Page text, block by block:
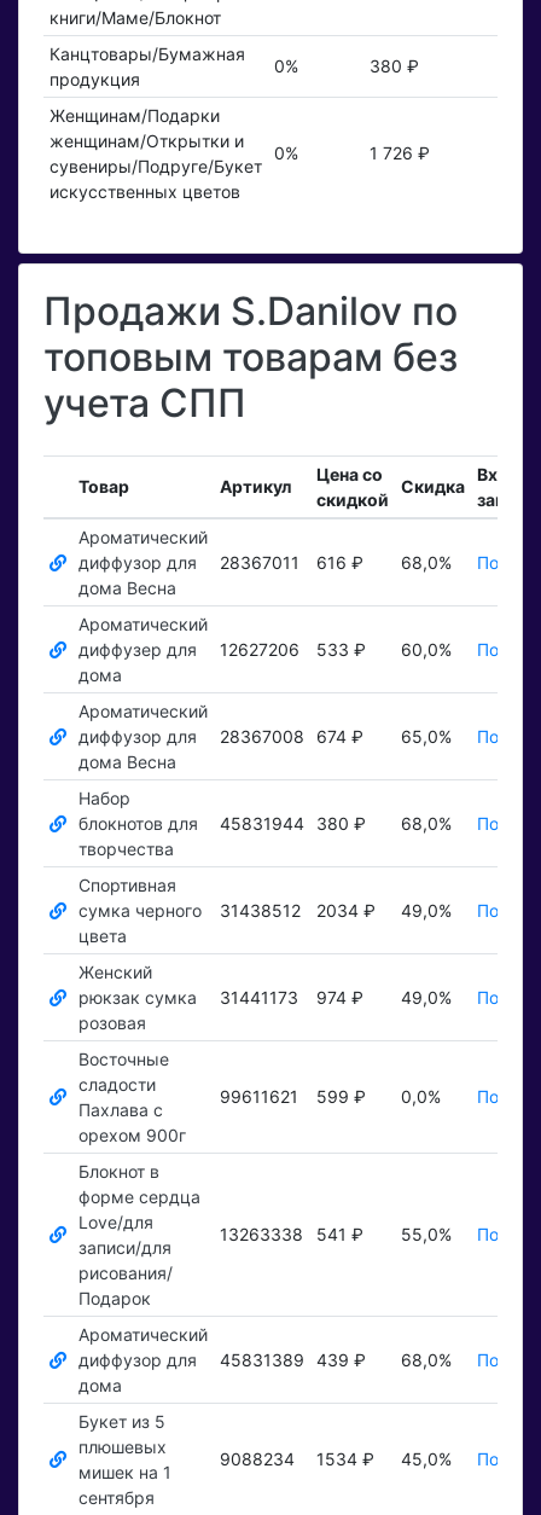
книги/Маме/Блокнот
Канцтовары/Бумажная
продукция
0% 380 ₽
Женщинам/Подарки
женщинам/Открытки и
сувениры/Подруге/Букет
искусственных цветов
0% 1 726 ₽
Продажи S.Danilov по
топовым товарам без
учета СПП
Товар Артикул
Цена со
скидкой
Скидка
заказы
Ароматический
диффузор для
дома Весна
28367011 616 ₽ 68,0%
Ароматический
диффузер для
дома
12627206 533 ₽ 60,0%
Ароматический
диффузор для
дома Весна
28367008 674 ₽ 65,0%
Набор
блокнотов для
творчества
45831944 380 ₽ 68,0%
Спортивная
сумка черного
цвета
31438512 2034 ₽ 49,0%
Женский
рюкзак сумка
розовая
31441173 974 ₽ 49,0%
Восточные
сладости
Пахлава с
орехом 900г
99611621 599 ₽ 0,0%
Блокнот в
форме сердца
Love/для
записи/для
рисования/
Подарок
13263338 541 ₽ 55,0%
Ароматический
диффузор для
дома
45831389 439 ₽ 68,0%
Букет из 5
плюшевых
мишек на 1
сентября
9088234 1534 ₽ 45,0%